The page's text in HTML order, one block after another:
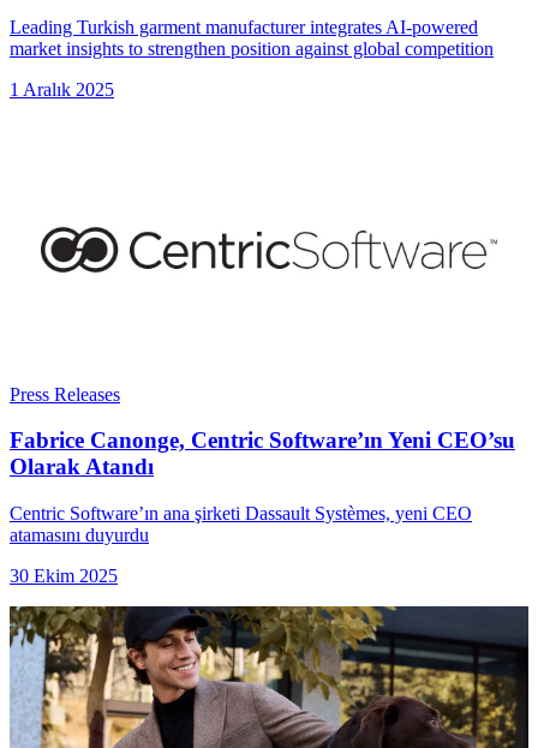
Leading Turkish garment manufacturer integrates AI-powered
market insights to strengthen position against global competition
1 Aralık 2025
Press Releases
Fabrice Canonge, Centric Software’ın Yeni CEO’su
Olarak Atandı
Centric Software’ın ana şirketi Dassault Systèmes, yeni CEO
atamasını duyurdu
30 Ekim 2025